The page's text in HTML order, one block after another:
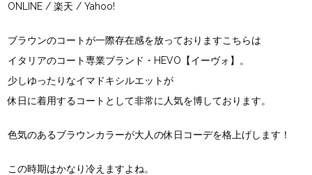
ONLINE /楽天 /Yahoo!
ブラウンのコートが一際存在感を放っておりますこちらは
イタリアのコート専業ブランド・HEVO【イーヴォ】。
少しゆったりなイマドキシルエットが
休日に着用するコートとして非常に人気を博しております。
色気のあるブラウンカラーが大人の休日コーデを格上げします！
この時期はかなり冷えますよね。